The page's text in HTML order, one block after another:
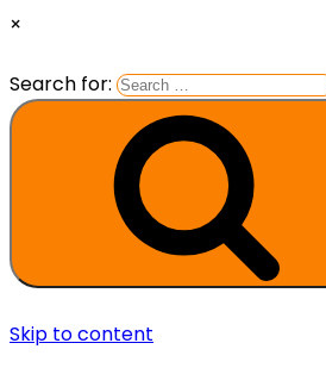
×
Search for:
Skip to content